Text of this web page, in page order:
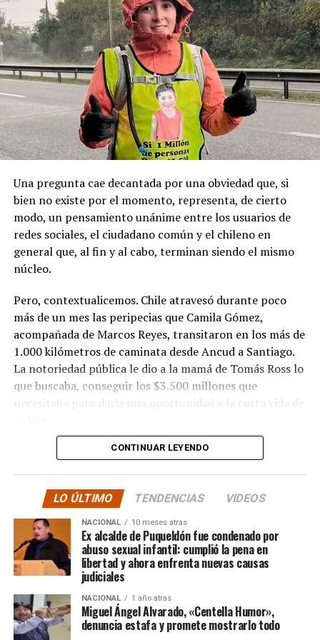
locales, principalmente de derecha.
Pese a la gravedad a la gravedad de los hechos, no se
registraron declaraciones públicas de su partido ni
sanciones políticas posteriores.
geopolítica que es tan importante”.
Recordemos que el 21 de Septiembre de 1883 se produjo
la Toma de Posesión del Estrecho de Magallanes, donde
el capitán Juan Guillermos y 23 tripulantes a bordo de la
Goleta de Guerra Ancud de la Armada tomaron posesión
de estas tierras patagónicas donde izaron la bandera
nacional declarando este territorio como parte de Chile.
Una pregunta cae decantada por una obviedad que, si
bien no existe por el momento, representa, de cierto
modo, un pensamiento unánime entre los usuarios de
redes sociales, el ciudadano común y el chileno en
general que, al fin y al cabo, terminan siendo el mismo
núcleo.
Pero, contextualicemos. Chile atravesó durante poco
más de un mes las peripecias que Camila Gómez,
acompañada de Marcos Reyes, transitaron en los más de
1.000 kilómetros de caminata desde Ancud a Santiago.
La notoriedad pública le dio a la mamá de Tomás Ross lo
que buscaba, conseguir los $3.500 millones que
necesitaba para darle una oportunidad a la corta vida de
La solidaridad y empatía de los chilenos en cada paso
sino que se superó con creces. De hecho, el último
cómputo dado a conocer reveló la suma total de
$3.689.545.200.
Según Camila Gómez, el excedente de casi $200
millones sería destinadopara los costos médicos
asociados al suministro del Elevidys «porque los 3.500
millonessolo incluye el frasco del fármaco y no los
otros gastos relacionados con los tres meses del
CONTINUAR LEYENDO
LO ÚLTIMO TENDENCIAS VIDEOS
NACIONAL 10 meses atras
Ex alcalde de Puqueldón fue condenado por
abuso sexual infantil: cumplió la pena en
libertad y ahora enfrenta nuevas causas
judiciales
NACIONAL 1 año atras
Miguel Ángel Alvarado, «Centella Humor»,
denuncia estafa y promete mostrarlo todo